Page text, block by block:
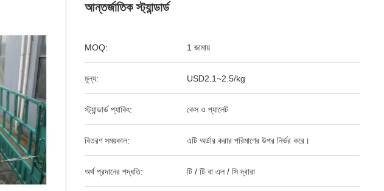
আন্তর্জাতিক স্ট্যান্ডার্ড
MOQ: 1 জামায়
মূল্য: USD2.1~2.5/kg
স্ট্যান্ডার্ড প্যাকিং: কেস ও প্যালেট
বিতরণ সময়কাল: এটি অর্ডার করার পরিমাণের উপর নির্ভর করে।
অর্থ প্রদানের পদ্ধতি: টি / টি বা এল / সি দ্বারা